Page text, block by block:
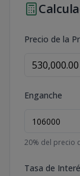
Precio de la
Enganche
20% del precio
Tasa de